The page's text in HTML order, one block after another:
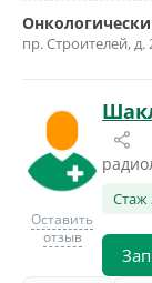
пр. Строителей, д.
Оставить
отзыв
Стаж